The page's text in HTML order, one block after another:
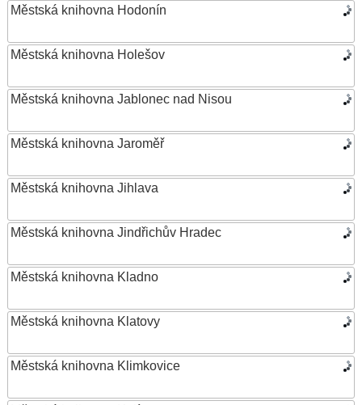
Městská knihovna Hodonín
Městská knihovna Holešov
Městská knihovna Jablonec nad Nisou
Městská knihovna Jaroměř
Městská knihovna Jihlava
Městská knihovna Jindřichův Hradec
Městská knihovna Kladno
Městská knihovna Klatovy
Městská knihovna Klimkovice